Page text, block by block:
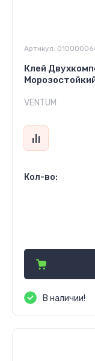
Артикул:
Клей
VENTUM
Кол-во:
В наличии!